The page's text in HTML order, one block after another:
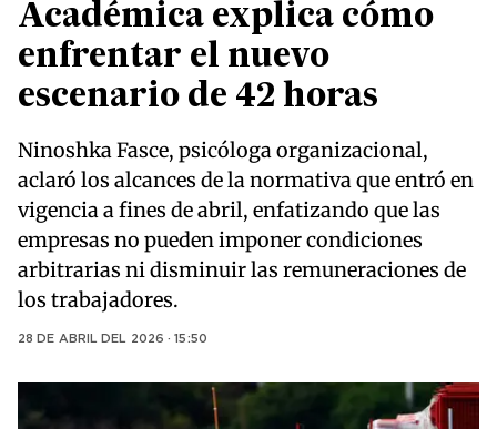
Académica explica cómo
enfrentar el nuevo
escenario de 42 horas
Ninoshka Fasce, psicóloga organizacional,
aclaró los alcances de la normativa que entró en
vigencia a fines de abril, enfatizando que las
empresas no pueden imponer condiciones
arbitrarias ni disminuir las remuneraciones de
los trabajadores.
28 DE ABRIL DEL 2026 · 15:50